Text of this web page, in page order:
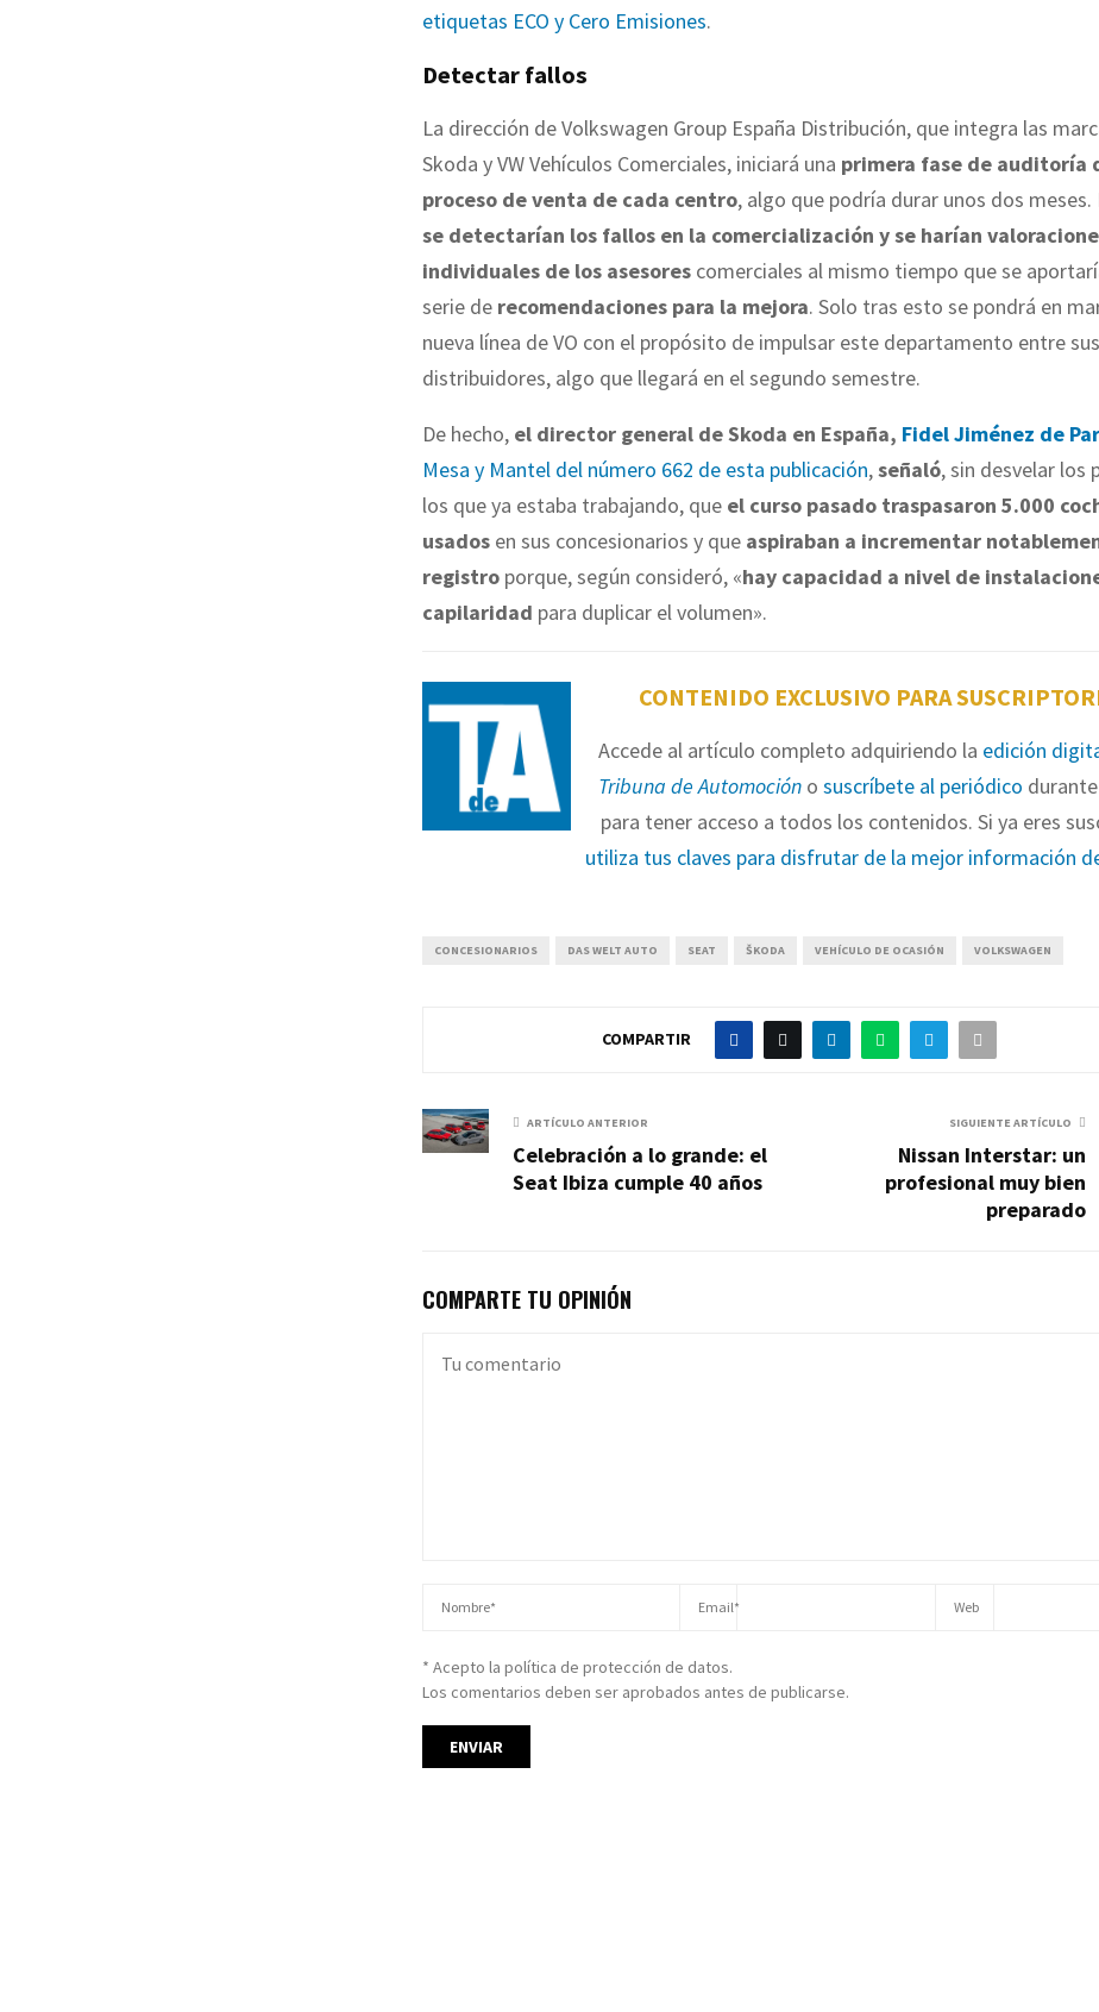
etiquetas ECO y Cero Emisiones.
Detectar fallos
La dirección de Volkswagen Group España Distribución, que integra las
Skoda y VW Vehículos Comerciales, iniciará una primera fase de auditoría
proceso de venta de cada centro, algo que podría durar unos dos meses.
se detectarían los fallos en la comercialización y se harían
individuales de los asesores comerciales al mismo tiempo que se
serie de recomendaciones para la mejora. Solo tras esto se pondrá en
nueva línea de VO con el propósito de impulsar este departamento entre sus
distribuidores, algo que llegará en el segundo semestre.
De hecho, el director general de Skoda en España, Fidel Jiménez de
Mesa y Mantel del número 662 de esta publicación,señaló, sin desvelar los
los que ya estaba trabajando, que el curso pasado traspasaron 5.000
usados en sus concesionarios y que aspiraban a incrementar
registro porque, según consideró, «hay capacidad a nivel de
capilaridad para duplicar el volumen».
CONTENIDO EXCLUSIVO PARA
Accede al artículo completo adquiriendo la edición
Tribuna de Automocióno suscríbete al periódico
para tener acceso a todos los contenidos. Si ya eres
utiliza tus claves para disfrutar de la mejor información
CONCESIONARIOS DAS WELT AUTO SEAT ŠKODA VEHÍCULO DE OCASIÓN VOLKSWAGEN
COMPARTIR
ARTÍCULO ANTERIOR
Celebración a lo grande: el
Seat Ibiza cumple 40 años
SIGUIENTE ARTÍCULO
Nissan Interstar: un
profesional muy bien
preparado
COMPARTE TU OPINIÓN
* Acepto la política de protección de datos.
Los comentarios deben ser aprobados antes de publicarse.